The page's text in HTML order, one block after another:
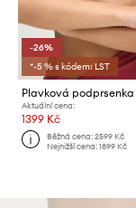
-26%
*-5 % s kódem: LST
Plavková podprsenka
Aktuální cena:
1399 Kč
Běžná cena:2599 Kč
Nejnižší cena:1899 Kč